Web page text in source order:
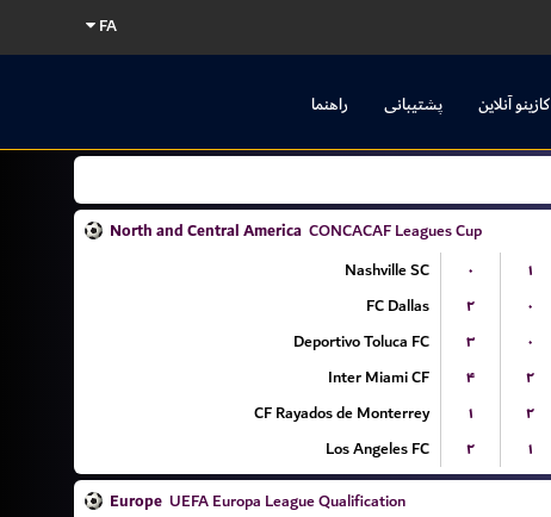
FA
کازینو آنلاین پشتیبانی راهنما
North and Central America CONCACAF Leagues Cup
Nashville SC
۰ ۱
FC Dallas
۲ ۰
Deportivo Toluca FC
۳ ۰
Inter Miami CF
۴ ۲
CF Rayados de Monterrey
۱ ۲
Los Angeles FC
۲ ۱
Europe UEFA Europa League Qualification